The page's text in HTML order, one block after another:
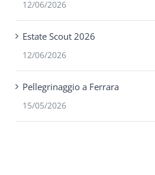
12/06/2026
Estate Scout 2026
12/06/2026
Pellegrinaggio a Ferrara
15/05/2026